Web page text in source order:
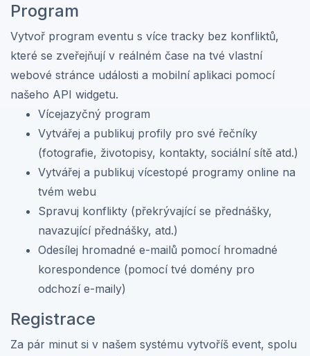
Program
Vytvoř program eventu s více tracky bez konfliktů,
které se zveřejňují v reálném čase na tvé vlastní
webové stránce události a mobilní aplikaci pomocí
našeho API widgetu.
Vícejazyčný program
Vytvářej a publikuj profily pro své řečníky
(fotografie, životopisy, kontakty, sociální sítě atd.)
Vytvářej a publikuj vícestopé programy online na
tvém webu
Spravuj konflikty (překrývající se přednášky,
navazující přednášky, atd.)
Odesílej hromadné e-mailů pomocí hromadné
korespondence (pomocí tvé domény pro
odchozí e-maily)
Registrace
Za pár minut si v našem systému vytvoříš event, spolu